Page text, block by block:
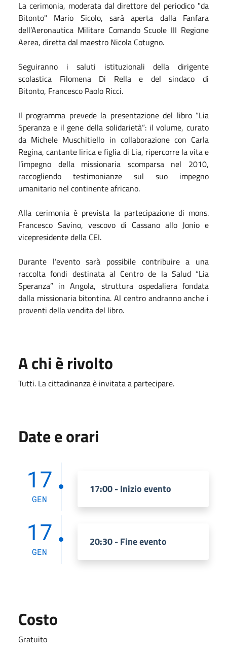
La cerimonia, moderata dal direttore del periodico "da
Bitonto" Mario Sicolo, sarà aperta dalla Fanfara
dell’Aeronautica Militare Comando Scuole III Regione
Aerea, diretta dal maestro Nicola Cotugno.
Seguiranno i saluti istituzionali della dirigente
scolastica Filomena Di Rella e del sindaco di
Bitonto, Francesco Paolo Ricci.
Il programma prevede la presentazione del libro “Lia
Speranza e il gene della solidarietà”: il volume, curato
da Michele Muschitiello in collaborazione con Carla
Regina, cantante lirica e figlia di Lia, ripercorre la vita e
l’impegno della missionaria scomparsa nel 2010,
raccogliendo testimonianze sul suo impegno
umanitario nel continente africano.
Alla cerimonia è prevista la partecipazione di mons.
Francesco Savino, vescovo di Cassano allo Jonio e
vicepresidente della CEI.
Durante l’evento sarà possibile contribuire a una
raccolta fondi destinata al Centro de la Salud “Lia
Speranza” in Angola, struttura ospedaliera fondata
dalla missionaria bitontina. Al centro andranno anche i
proventi della vendita del libro.
A chi è rivolto
Tutti. La cittadinanza è invitata a partecipare.
Date e orari
17
GEN
17:00 - Inizio evento
17
GEN
20:30 - Fine evento
Costo
Gratuito